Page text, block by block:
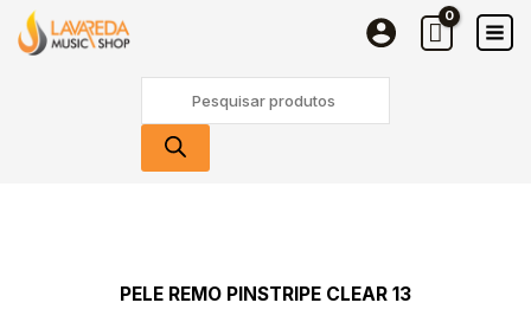
content
search
PELE REMO PINSTRIPE CLEAR 13
REMO
Pinstripe
Pinstripe
Clear